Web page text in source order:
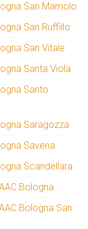
San Mamolo
San Ruffillo
San Vitale
Santa Viola
Santo
Saragozza
Savena
Scandellara
Bologna
Bologna San